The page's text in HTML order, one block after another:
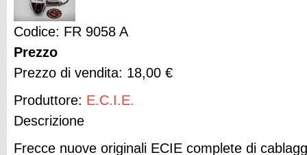
Codice: FR 9058 A
Prezzo
Prezzo di vendita: 18,00 €
Produttore: E.C.I.E.
Descrizione
Frecce nuove originali ECIE complete di